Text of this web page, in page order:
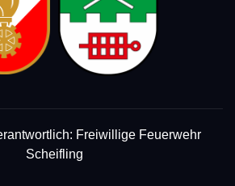
Freiwillige Feuerwehr
Scheifling